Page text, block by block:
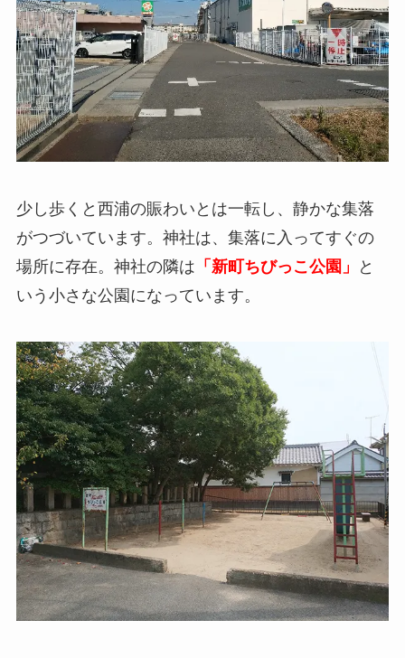
少し歩くと西浦の賑わいとは一転し、静かな集落
がつづいています。神社は、集落に入ってすぐの
場所に存在。神社の隣は 「新町ちびっこ公園」
と
いう小さな公園になっています。